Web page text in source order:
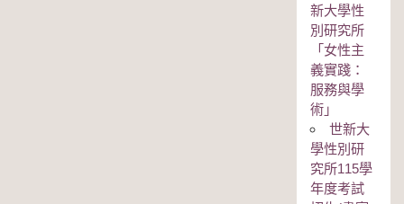
新大學性
別研究所
「女性主
義實踐：
服務與學
術」
世新大
學性別研
究所115學
年度考試